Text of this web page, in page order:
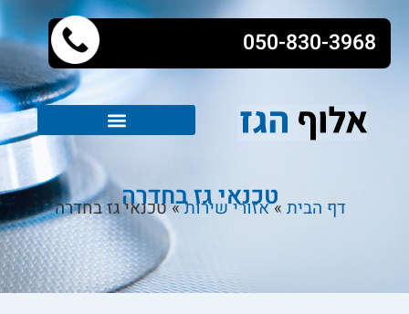
050-830-3968
טכנאי גז בחדרה דף הבית »אזורי שירות»טכנאי גז בחדרה